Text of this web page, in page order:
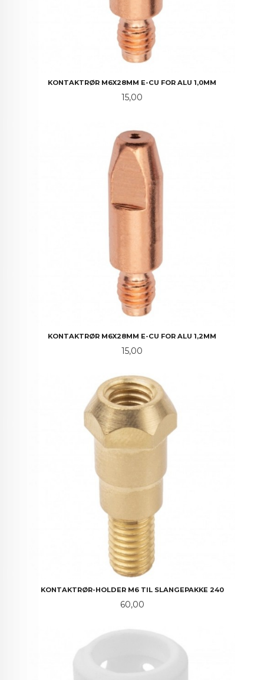
KONTAKTRØR M6X28MM E-CU FOR ALU 1,0MM
Pris
15,00
KONTAKTRØR M6X28MM E-CU FOR ALU 1,2MM
Pris
15,00
KONTAKTRØR-HOLDER M6 TIL SLANGEPAKKE 240
Pris
60,00